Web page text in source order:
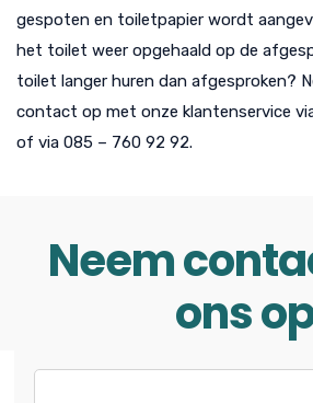
gespoten en toiletpapier wordt
het toilet weer opgehaald op de
toilet langer huren dan afgesproken?
contact op met onze klantenservice
of via 085 – 760 92 92.
Neem
ons